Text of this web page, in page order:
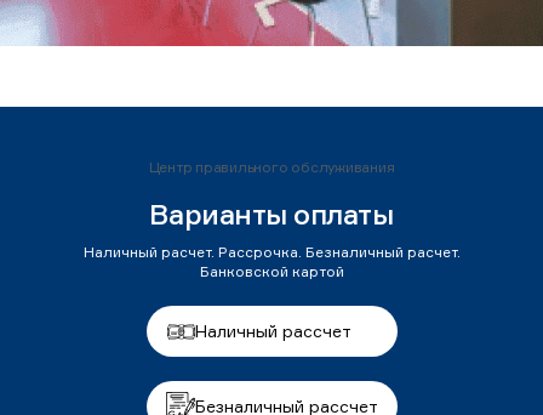
Центр правильного обслуживания
Варианты оплаты
Наличный расчет. Рассрочка. Безналичный расчет.
Банковской картой
Наличный рассчет
Безналичный рассчет